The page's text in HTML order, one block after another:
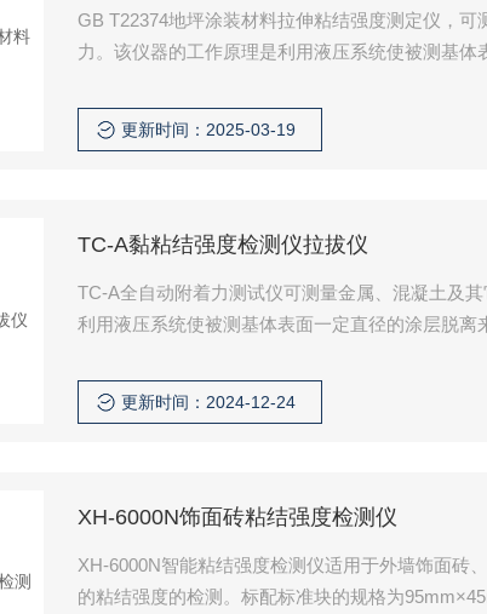
GB T22374地坪涂装材料拉伸粘结强度测定仪，
力。该仪器的工作原理是利用液压系统使被测基
依据国际及中国相关标准设计制造，技术可靠，性
更新时间：2025-03-19
TC-A黏粘结强度检测仪拉拔仪
TC-A全自动附着力测试仪可测量金属、混凝土及
利用液压系统使被测基体表面一定直径的涂层脱
设计制造，技术可靠，性能稳定。
更新时间：2024-12-24
XH-6000N饰面砖粘结强度检测仪
XH-6000N智能粘结强度检测仪适用于外墙饰面砖
的粘结强度的检测。标配标准块的规格为